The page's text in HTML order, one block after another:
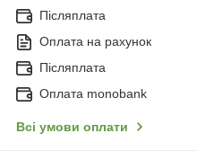
Післяплата
Оплата на рахунок
Післяплата
Оплата monobank
Всі умови оплати